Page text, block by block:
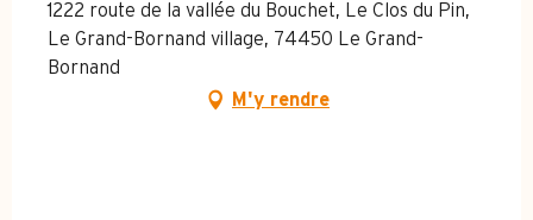
1222 route de la vallée du Bouchet, Le Clos du Pin,
Le Grand-Bornand village, 74450 Le Grand-
Bornand
M'y rendre